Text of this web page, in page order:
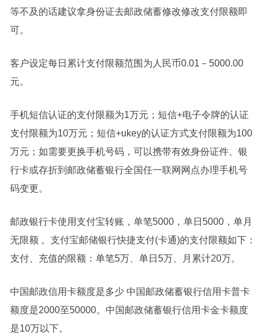
等不及的话建议拿身份证去邮政储蓄修改修改支付限额即
可。
客户设定每日累计支付限额范围为人民币0.01－5000.00
元。
手机短信认证的支付限额为1万元；短信+电子令牌的认证
支付限额为10万元；短信+ukey的认证方式支付限额为100
万元；如需要更换手机号码，可以携带有效身份证件、银
行卡或存折到邮政储蓄银行全国任一联网网点办理手机号
码变更。
邮政银行卡使用支付宝转账，单笔5000，单日5000，单月
无限额 。支付宝邮储银行快捷支付(卡通)的支付限额如下：
支付、充值的限额：单笔5万、单日5万、月累计20万。
中国邮政信用卡额度是多少 中国邮政储蓄银行信用卡普卡
额度是2000至50000。中国邮政储蓄银行信用卡金卡额度
是10万以下。